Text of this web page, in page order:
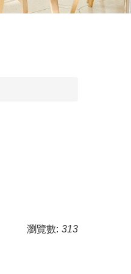
瀏覽數: 313